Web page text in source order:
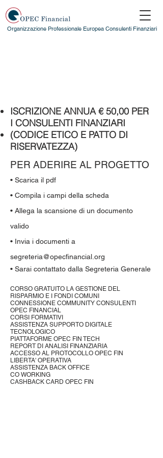
Organizzazione Professionale Europea Consulenti Finanziari
ISCRIZIONE ANNUA € 50,00 PER
I CONSULENTI FINANZIARI
(CODICE ETICO E PATTO DI
RISERVATEZZA)
PER ADERIRE AL PROGETTO
• Scarica il pdf
• Compila i campi della scheda
• Allega la scansione di un documento
valido
• Invia i documenti a
segreteria@opecfinancial.org
• Sarai contattato dalla Segreteria Generale
CORSO GRATUITO LA GESTIONE DEL
RISPARMIO E I FONDI COMUNI
CONNESSIONE COMMUNITY CONSULENTI
OPEC FINANCIAL
CORSI FORMATIVI
ASSISTENZA SUPPORTO DIGITALE
TECNOLOGICO
PIATTAFORME OPEC FIN TECH
REPORT DI ANALISI FINANZIARIA
ACCESSO AL PROTOCOLLO OPEC FIN
LIBERTA' OPERATIVA
ASSISTENZA BACK OFFICE
CO WORKING
CASHBACK CARD OPEC FIN